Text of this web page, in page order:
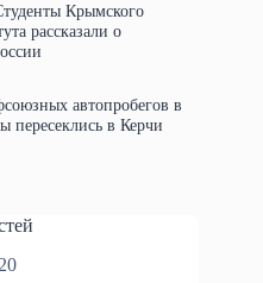
Крымского
рассказали о
автопробегов в
пересеклись в Керчи